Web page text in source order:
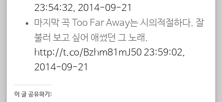
23:54:32, 2014-09-21
마지막 곡 Too Far Away는 시의적절하다. 잘
불러 보고 싶어 애썼던 그 노래.
http://t.co/Bzhm81mJ50 23:59:02,
2014-09-21
이 글 공유하기: